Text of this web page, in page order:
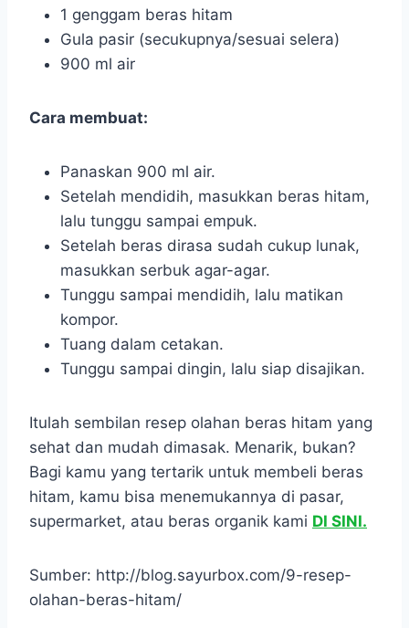
1 genggam beras hitam
Gula pasir (secukupnya/sesuai selera)
900 ml air
Cara membuat:
Panaskan 900 ml air.
Setelah mendidih, masukkan beras hitam,
lalu tunggu sampai empuk.
Setelah beras dirasa sudah cukup lunak,
masukkan serbuk agar-agar.
Tunggu sampai mendidih, lalu matikan
kompor.
Tuang dalam cetakan.
Tunggu sampai dingin, lalu siap disajikan.
Itulah sembilan resep olahan beras hitam yang
sehat dan mudah dimasak. Menarik, bukan?
Bagi kamu yang tertarik untuk membeli beras
hitam, kamu bisa menemukannya di pasar,
supermarket, atau beras organik kami DI SINI.
Sumber: http://blog.sayurbox.com/9-resep-
olahan-beras-hitam/